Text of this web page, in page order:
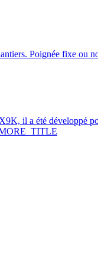
Poignée fixe ou
il a été développé